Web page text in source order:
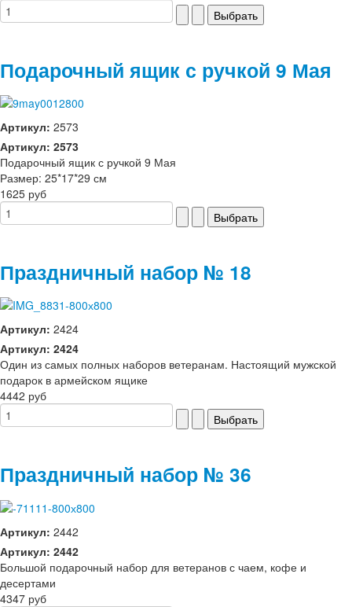
Подарочный ящик с ручкой 9 Мая
Артикул: 2573
Артикул: 2573
Подарочный ящик с ручкой 9 Мая
Размер: 25*17*29 см
1625 руб
Праздничный набор № 18
Артикул: 2424
Артикул: 2424
Один из самых полных наборов ветеранам. Настоящий мужской
подарок в армейском ящике
4442 руб
Праздничный набор № 36
Артикул: 2442
Артикул: 2442
Большой подарочный набор для ветеранов с чаем, кофе и
десертами
4347 руб